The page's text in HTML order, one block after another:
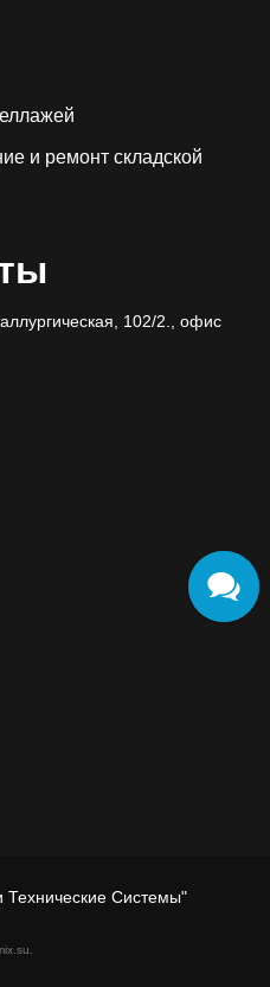
и ремонт складской
102/2., офис
Системы"